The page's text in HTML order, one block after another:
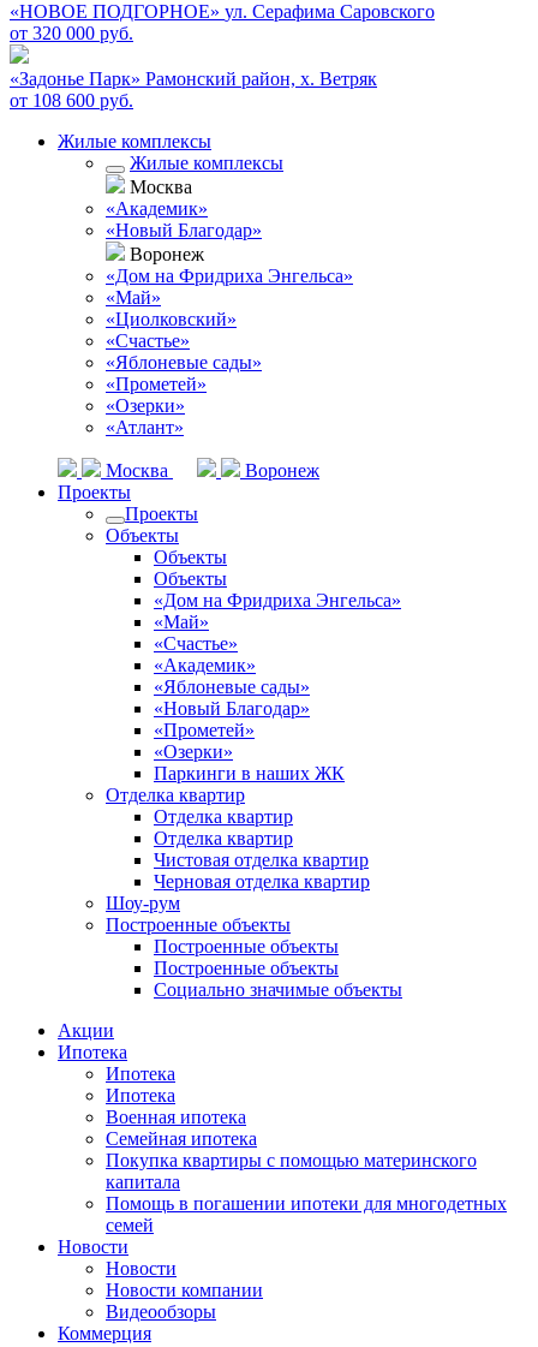
«НОВОЕ ПОДГОРНОЕ» ул. Серафима Саровского
от 320 000 руб.
«Задонье Парк» Рамонский район, х. Ветряк
от 108 600 руб.
Жилые комплексы
Жилые комплексы
Москва
«Академик»
«Новый Благодар»
Воронеж
«Дом на Фридриха Энгельса»
«Май»
«Циолковский»
«Счастье»
«Яблоневые сады»
«Прометей»
«Озерки»
«Атлант»
Москва
Воронеж
Проекты
Проекты
Объекты
Объекты
Объекты
«Дом на Фридриха Энгельса»
«Май»
«Счастье»
«Академик»
«Яблоневые сады»
«Новый Благодар»
«Прометей»
«Озерки»
Паркинги в наших ЖК
Отделка квартир
Отделка квартир
Отделка квартир
Чистовая отделка квартир
Черновая отделка квартир
Шоу-рум
Построенные объекты
Построенные объекты
Построенные объекты
Социально значимые объекты
Акции
Ипотека
Ипотека
Ипотека
Военная ипотека
Семейная ипотека
Покупка квартиры с помощью материнского
капитала
Помощь в погашении ипотеки для многодетных
семей
Новости
Новости
Новости компании
Видеообзоры
Коммерция